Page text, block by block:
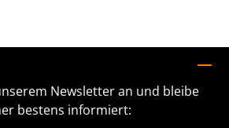
Newsletter an und bleibe
bestens informiert: